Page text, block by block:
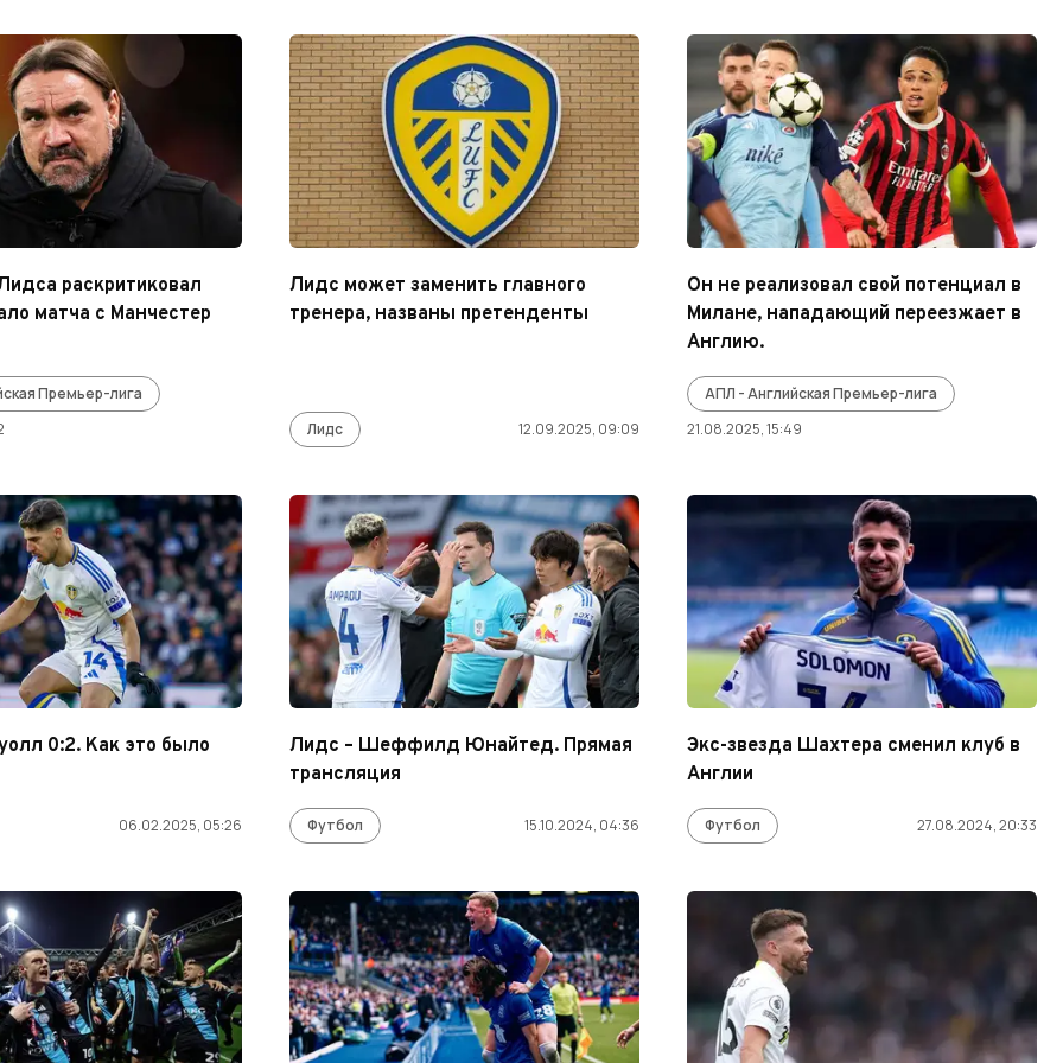
раскритиковал
матча с Манчестер
Премьер-лига
Лидс может заменить главного
тренера, названы претенденты
Лидс 12.09.2025, 09:09
Он не реализовал свой потенциал в
Милане, нападающий переезжает в
Англию.
АПЛ - Английская Премьер-лига
21.08.2025, 15:49
0:2. Как это было
06.02.2025, 05:26
Лидс – Шеффилд Юнайтед. Прямая
трансляция
Футбол 15.10.2024, 04:36
Экс-звезда Шахтера сменил клуб в
Англии
Футбол 27.08.2024, 20:33